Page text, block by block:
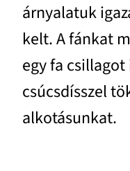
árnyalatuk
kelt. A fánkat
egy fa
csúcsdísszel
alkotásunkat.